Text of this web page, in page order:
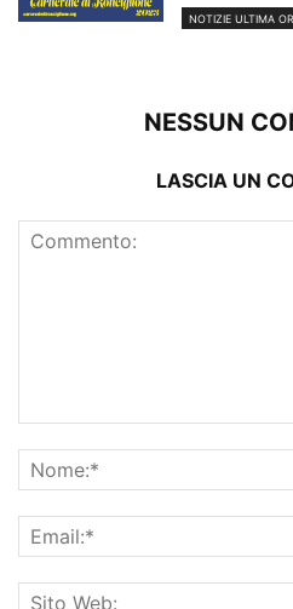
NOTIZIE ULTIMA
NESSUN
LASCIA UN